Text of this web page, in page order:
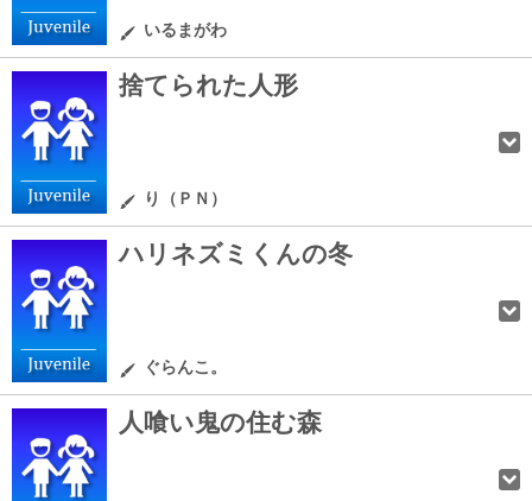
いるまがわ
捨てられた人形
り（ＰＮ）
ハリネズミくんの冬
ぐらんこ。
人喰い鬼の住む森